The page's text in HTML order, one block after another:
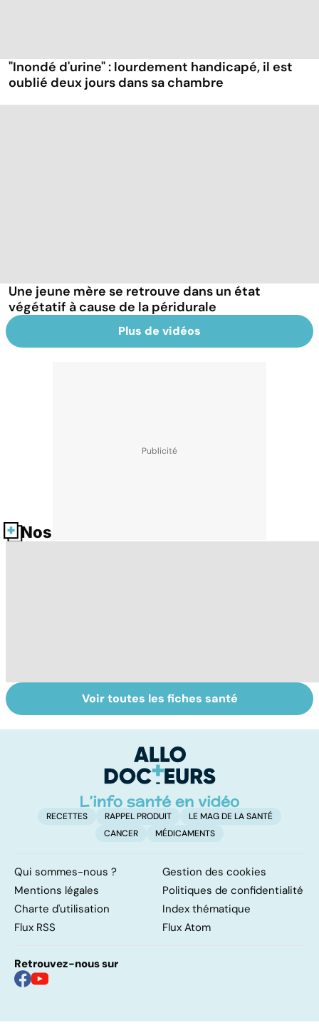
"Inondé d'urine" : lourdement handicapé, il est
oublié deux jours dans sa chambre
Une jeune mère se retrouve dans un état
végétatif à cause de la péridurale
Plus de vidéos
Nos fiches santé
Comment
maîtriser le
Accident
vasculaire
également
touché
Voir toutes les fiches santé
RECETTES RAPPEL PRODUIT
LE MAG DE LA SANTÉ
CANCER
MÉDICAMENTS
Qui sommes-nous ?
Gestion des cookies
Mentions légales
Politiques de confidentialité
Charte d'utilisation
Index thématique
Flux RSS
Flux Atom
Retrouvez-nous sur